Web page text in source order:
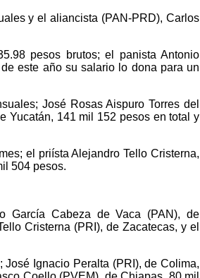
y el aliancista (PAN-PRD), Carlos
pesos brutos; el panista Antonio
este año su salario lo dona para un
José Rosas Aispuro Torres del
Yucatán, 141 mil 152 pesos en total y
el priísta Alejandro Tello Cristerna,
504 pesos.
García Cabeza de Vaca (PAN), de
Cristerna (PRI), de Zacatecas, y el
Ignacio Peralta (PRI), de Colima,